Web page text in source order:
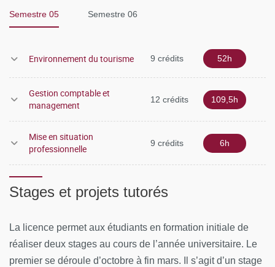
communication ou encore l’évènementiel en lien avec le
tourisme.
Semestre 05 Semestre 06
Environnement du tourisme 9 crédits 52h
Gestion comptable et
management
12 crédits 109,5h
Mise en situation
professionnelle
9 crédits 6h
Stages et projets tutorés
La licence permet aux étudiants en formation initiale de
réaliser deux stages au cours de l’année universitaire. Le
premier se déroule d’octobre à fin mars. Il s’agit d’un stage